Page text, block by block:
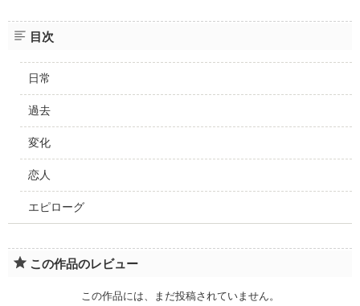
目次
日常
過去
変化
恋人
エピローグ
この作品のレビュー
この作品には、まだ投稿されていません。